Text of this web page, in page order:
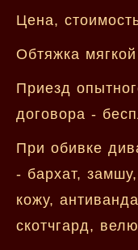
Цена,
Обтяжка
Приезд
договора -
При обивке
- бархат,
кожу,
скотчгард,